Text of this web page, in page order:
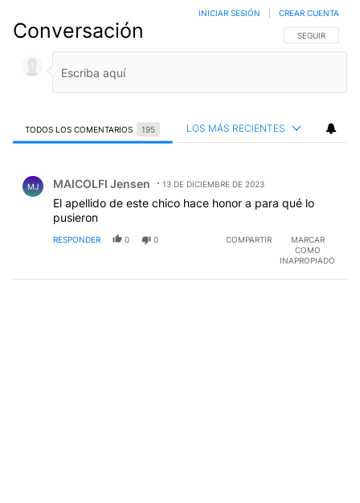
Conversación SIGA ESTA
SEGUIR
INICIAR SESIÓN CREAR CUENTA
TODOS LOS COMENTARIOS 195 LOS MÁS RECIENTES
MJ MAICOLFI Jensen 13 DE DICIEMBRE DE 2023
El apellido de este chico hace honor a para qué lo
pusieron
RESPONDER 0 0 COMPARTIR
MARCAR
COMO
INAPROPIADO